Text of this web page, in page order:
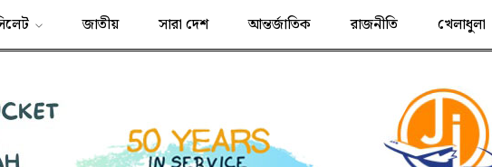
জাতীয় সারা দেশ আন্তর্জাতিক রাজনীতি খেলাধুলা